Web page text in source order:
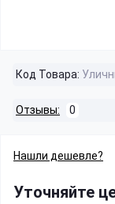
Код Товара:
Отзывы: 0
Нашли дешевле?
Уточняйте